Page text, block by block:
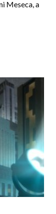
Meseca, a